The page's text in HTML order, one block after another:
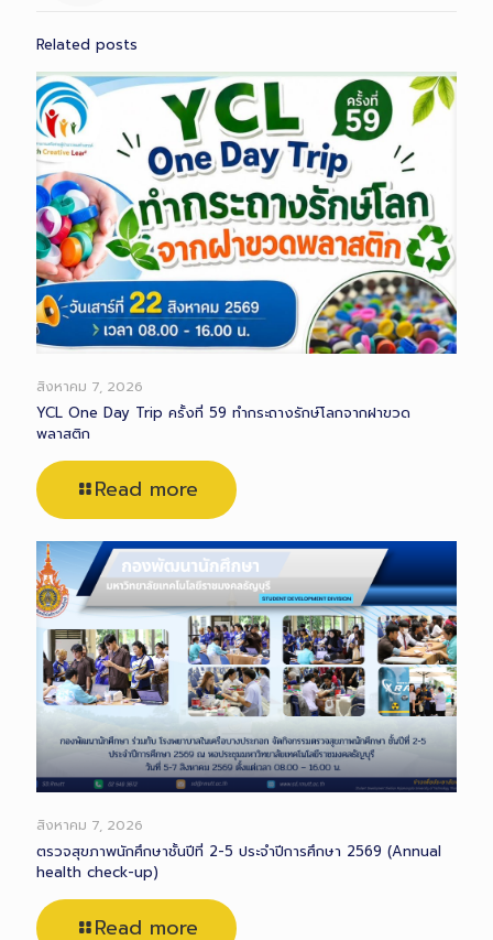
Related posts
สิงหาคม 7, 2026
YCL One Day Trip ครั้งที่ 59 ทำกระถางรักษ์โลกจากฝาขวด
พลาสติก
Read more
สิงหาคม 7, 2026
ตรวจสุขภาพนักศึกษาชั้นปีที่ 2-5 ประจำปีการศึกษา 2569 (Annual
health check-up)
Read more